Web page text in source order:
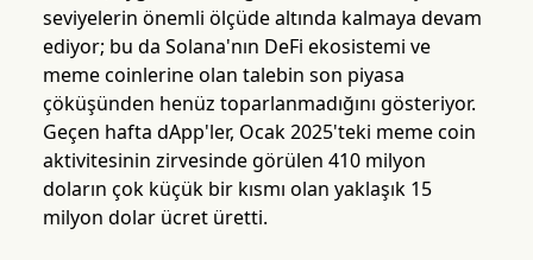
seviyelerin önemli ölçüde altında kalmaya devam
ediyor; bu da Solana'nın DeFi ekosistemi ve
meme coinlerine olan talebin son piyasa
çöküşünden henüz toparlanmadığını gösteriyor.
Geçen hafta dApp'ler, Ocak 2025'teki meme coin
aktivitesinin zirvesinde görülen 410 milyon
doların çok küçük bir kısmı olan yaklaşık 15
milyon dolar ücret üretti.